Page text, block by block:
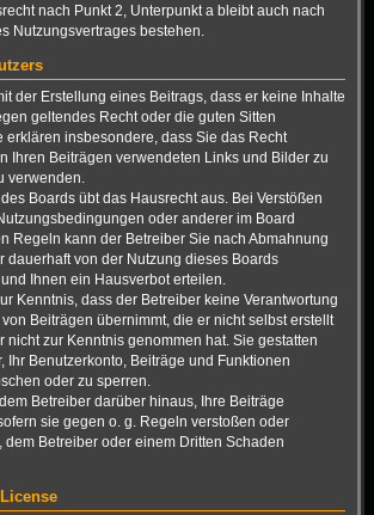
nach Punkt 2, Unterpunkt a bleibt auch nach
Nutzungsvertrages bestehen.
der Erstellung eines Beitrags, dass er keine Inhalte
geltendes Recht oder die guten Sitten
erklären insbesondere, dass Sie das Recht
Ihren Beiträgen verwendeten Links und Bilder zu
verwenden.
Boards übt das Hausrecht aus. Bei Verstößen
oder anderer im Board
Regeln kann der Betreiber Sie nach Abmahnung
dauerhaft von der Nutzung dieses Boards
Ihnen ein Hausverbot erteilen.
Kenntnis, dass der Betreiber keine Verantwortung
Beiträgen übernimmt, die er nicht selbst erstellt
nicht zur Kenntnis genommen hat. Sie gestatten
Ihr Benutzerkonto, Beiträge und Funktionen
oder zu sperren.
Betreiber darüber hinaus, Ihre Beiträge
sie gegen o. g. Regeln verstoßen oder
dem Betreiber oder einem Dritten Schaden